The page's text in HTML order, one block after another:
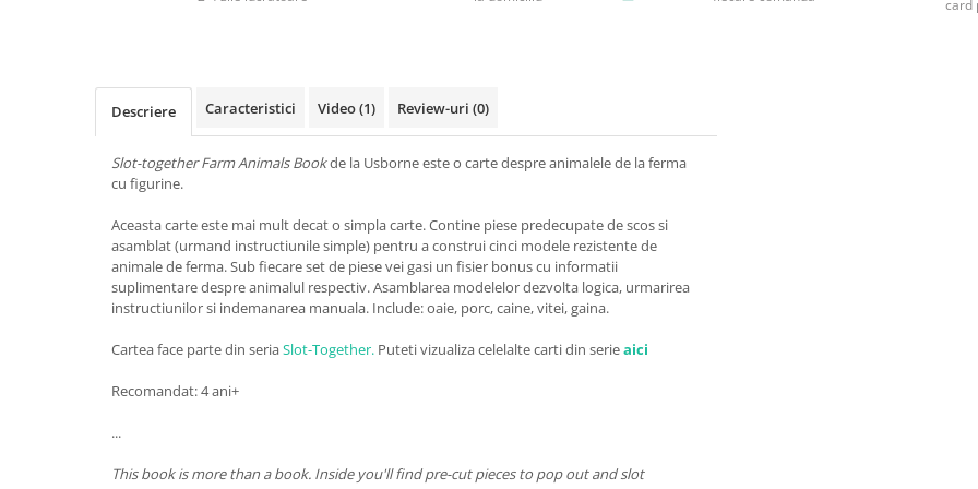
card
Descriere Caracteristici Video(1) Review-uri (0)
Slot-together Farm Animals Bookde la Usborne este o carte despre animalele de la ferma
cu figurine.
Aceasta carte este mai mult decat o simpla carte. Contine piese predecupate de scos si
asamblat (urmand instructiunile simple) pentru a construi cinci modele rezistente de
animale de ferma. Sub fiecare set de piese vei gasi un fisier bonus cu informatii
suplimentare despre animalul respectiv. Asamblarea modelelor dezvolta logica, urmarirea
instructiunilor si indemanarea manuala. Include: oaie, porc, caine, vitei, gaina.
Cartea face parte din seriaSlot-Together. Puteti vizualiza celelalte carti din serieaici
Recomandat: 4 ani+
...
This book is more than a book. Inside you'll find pre-cut pieces to pop out and slot